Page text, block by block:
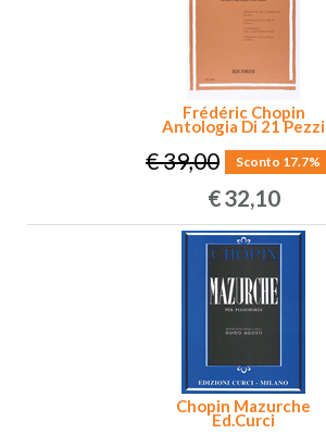
Frédéric Chopin
Antologia Di 21 Pezzi
€ 39,00 Sconto 17.7%
€32,10
Chopin Mazurche
Ed.Curci